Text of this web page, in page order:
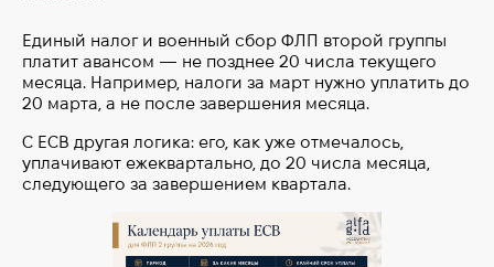
Единый налог и военный сбор ФЛП второй группы
платит авансом — не позднее 20 числа текущего
месяца. Например, налоги за март нужно уплатить до
20 марта, а не после завершения месяца.
С ЕСВ другая логика: его, как уже отмечалось,
уплачивают ежеквартально, до 20 числа месяца,
следующего за завершением квартала.